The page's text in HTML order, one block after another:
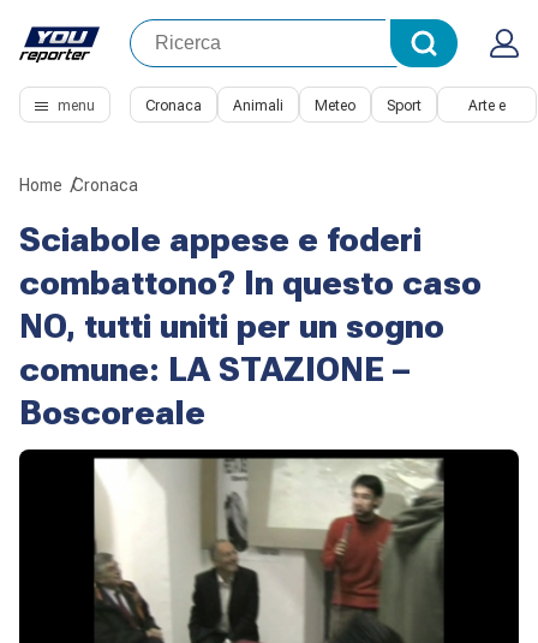
menu Cronaca Animali Meteo Sport Arte e
Home Cronaca
Sciabole appese e foderi
combattono? In questo caso
NO, tutti uniti per un sogno
comune: LA STAZIONE –
Boscoreale